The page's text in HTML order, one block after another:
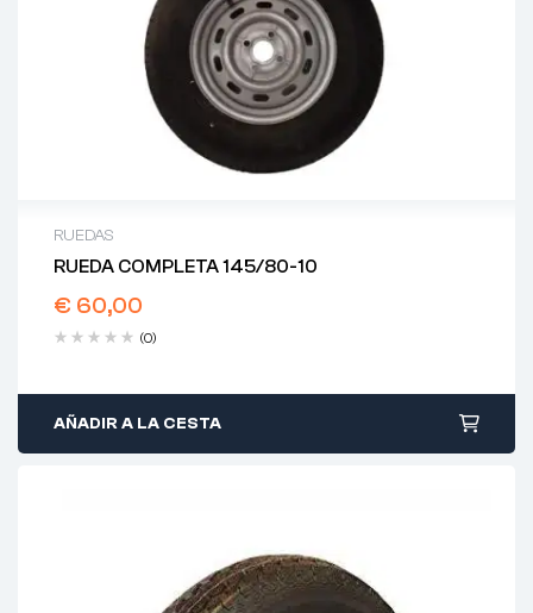
RUEDAS
RUEDA COMPLETA 145/80-10
€ 60,00
(0)
AÑADIR A LA CESTA